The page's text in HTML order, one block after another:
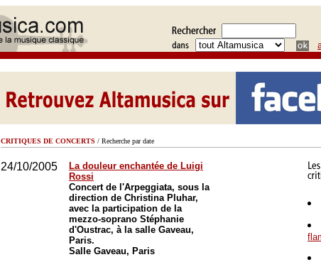
CRITIQUES DE CONCERTS / Recherche par date
24/10/2005
La douleur enchantée de Luigi
Rossi
Concert de l'Arpeggiata, sous la
direction de Christina Pluhar,
avec la participation de la
mezzo-soprano Stéphanie
d'Oustrac, à la salle Gaveau,
Paris.
Salle Gaveau, Paris